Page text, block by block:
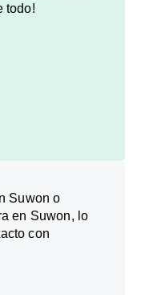
todo!
Suwon o
en Suwon, lo
con